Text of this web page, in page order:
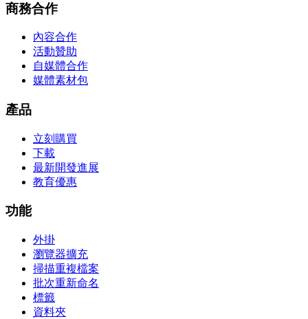
商務合作
內容合作
活動贊助
自媒體合作
媒體素材包
產品
立刻購買
下載
最新開發進展
教育優惠
功能
外掛
瀏覽器擴充
掃描重複檔案
批次重新命名
標籤
資料夾